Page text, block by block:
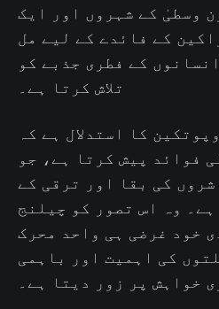
وسطیٰ کے شہروں اور ایک
کے فائدے کے لیے مل
کے فطری جذبے کو
تلاش کرتا ہے۔
کا استدلال ہے کہ
فوائد پیش کرتا ہے، جو
کی بقا اور ترقی کے
وہ اس تصور کو چیلنج
خود غرضی ہی واحد محرک
کی اہمیت اور باہمی
خواہش پر زور دیتا ہے۔